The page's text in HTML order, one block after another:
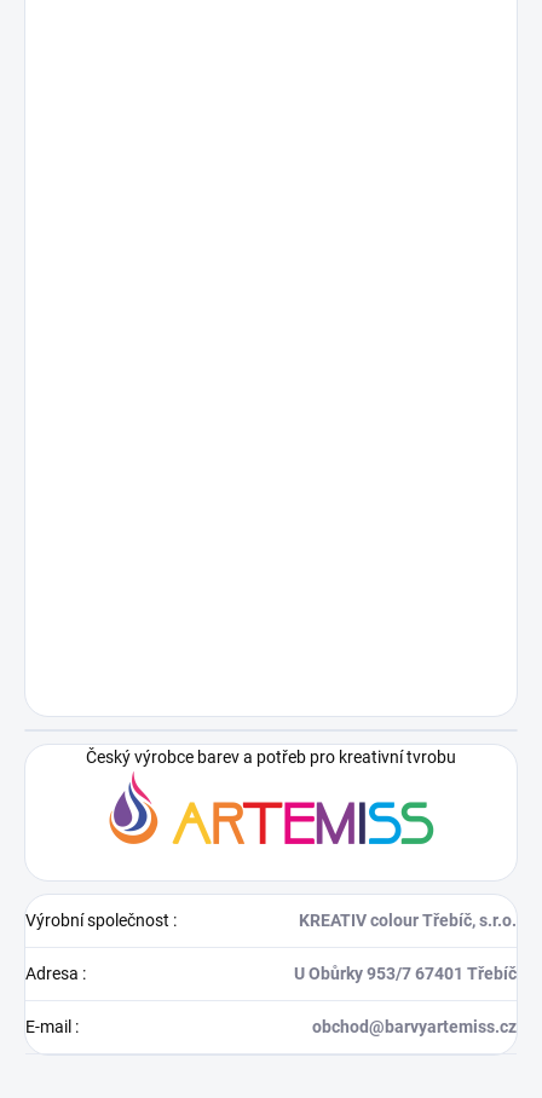
Český výrobce barev a potřeb pro kreativní tvrobu
Výrobní společnost : KREATIV colour Třebíč, s.r.o.
Adresa : U Obůrky 953/7 67401 Třebíč
E-mail : obchod@barvyartemiss.cz